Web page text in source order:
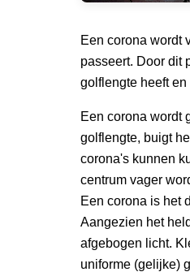
Een corona wordt
passeert. Door dit
golflengte heeft
Een corona wordt
golflengte, buigt
corona's kunnen
centrum vager
Een corona is het
Aangezien het
afgebogen licht.
uniforme (gelijke)